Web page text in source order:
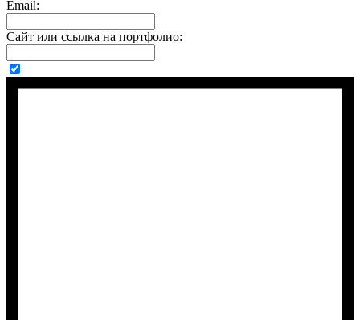
Email:
Сайт или ссылка на портфолио: